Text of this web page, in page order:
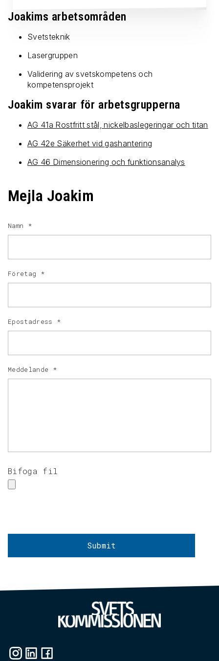
Joakims arbetsområden
Svetsteknik
Lasergruppen
Validering av svetskompetens och
kompetensprojekt
Joakim svarar för arbetsgrupperna
AG 41a Rostfritt stål, nickelbaslegeringar och titan
AG 42e Säkerhet vid gashantering
AG 46 Dimensionering och funktionsanalys
Mejla Joakim
Namn *
Företag *
Epostadress *
Meddelande *
Bifoga fil